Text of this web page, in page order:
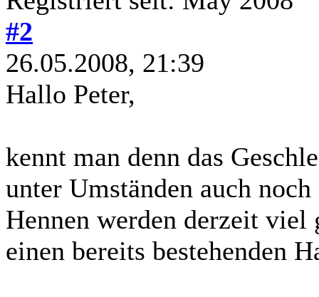
#2
26.05.2008, 21:39
Hallo Peter,
kennt man denn das
unter Umständen auch
Hennen werden derzeit
einen bereits bestehenden